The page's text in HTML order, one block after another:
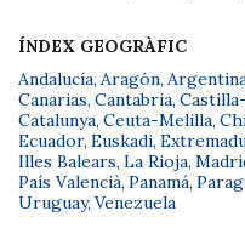
ÍNDEX GEOGRÀFIC
Andalucía, Aragón,
Canarias, Cantabria,
Catalunya, Ceuta-Melilla,
Ecuador, Euskadi,
Illes Balears, La Rioja,
País Valencià, Panamá,
Uruguay, Venezuela